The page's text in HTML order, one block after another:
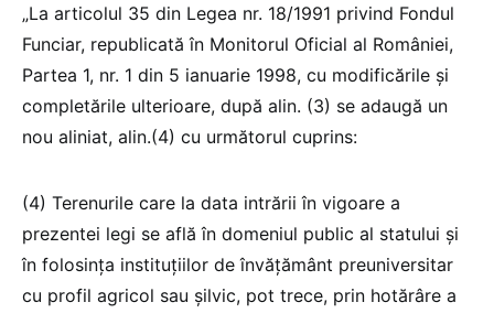
„La articolul 35 din Legea nr. 18/1991 privind Fondul
Funciar, republicată în Monitorul Oficial al României,
Partea 1, nr. 1 din 5 ianuarie 1998, cu modificările şi
completările ulterioare, după alin. (3) se adaugă un
nou aliniat, alin.(4) cu următorul cuprins:
(4) Terenurile care la data intrării în vigoare a
prezentei legi se află în domeniul public al statului şi
în folosinţa instituţiilor de învăţământ preuniversitar
cu profil agricol sau şilvic, pot trece, prin hotărâre a